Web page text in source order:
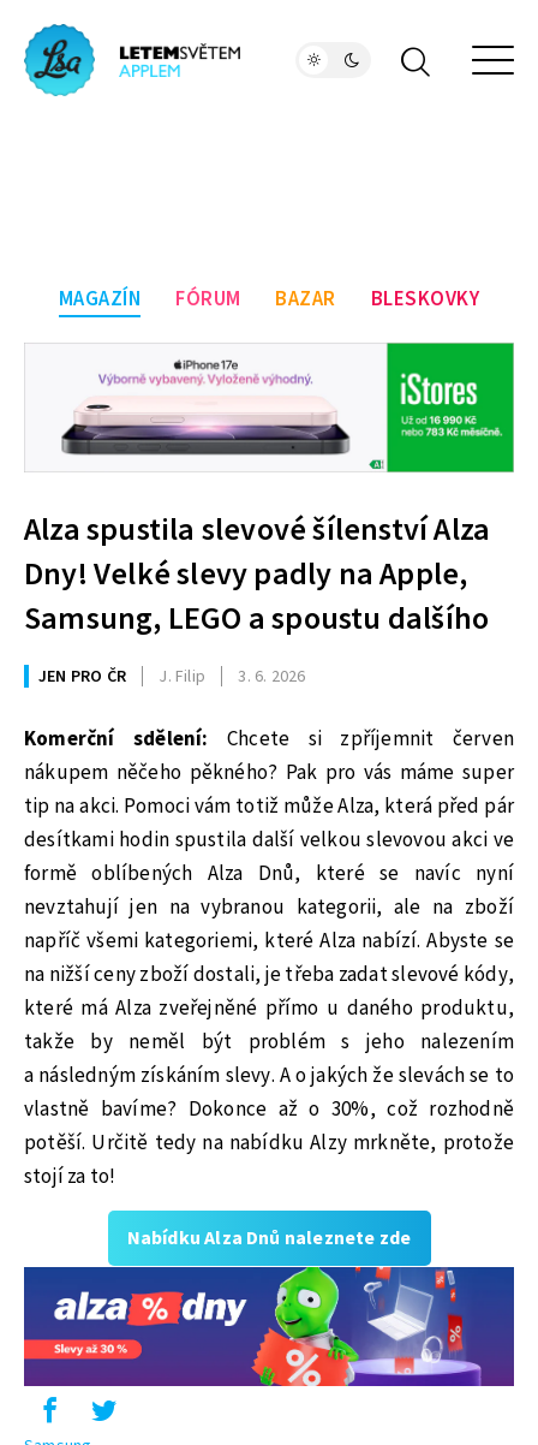
MAGAZÍN FÓRUM BAZAR BLESKOVKY
Alza spustila slevové šílenství Alza
Dny! Velké slevy padly na Apple,
Samsung, LEGO a spoustu dalšího
JEN PRO ČR J. Filip 3. 6. 2026
Komerční sdělení: Chcete si zpříjemnit červen
nákupem něčeho pěkného? Pak pro vás máme super
tip na akci. Pomoci vám totiž může Alza, která před pár
desítkami hodin spustila další velkou slevovou akci ve
formě oblíbených Alza Dnů, které se navíc nyní
nevztahují jen na vybranou kategorii, ale na zboží
napříč všemi kategoriemi, které Alza nabízí. Abyste se
na nižší ceny zboží dostali, je třeba zadat slevové kódy,
které má Alza zveřejněné přímo u daného produktu,
takže by neměl být problém s jeho nalezením
a následným získáním slevy. A o jakých že slevách se to
vlastně bavíme? Dokonce až o 30%, což rozhodně
potěší. Určitě tedy na nabídku Alzy mrkněte, protože
stojí za to!
Nabídku Alza Dnů naleznete zde